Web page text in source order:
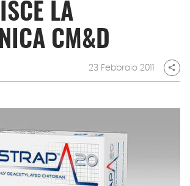
LA
CM&D
23 Febbraio 2011 share